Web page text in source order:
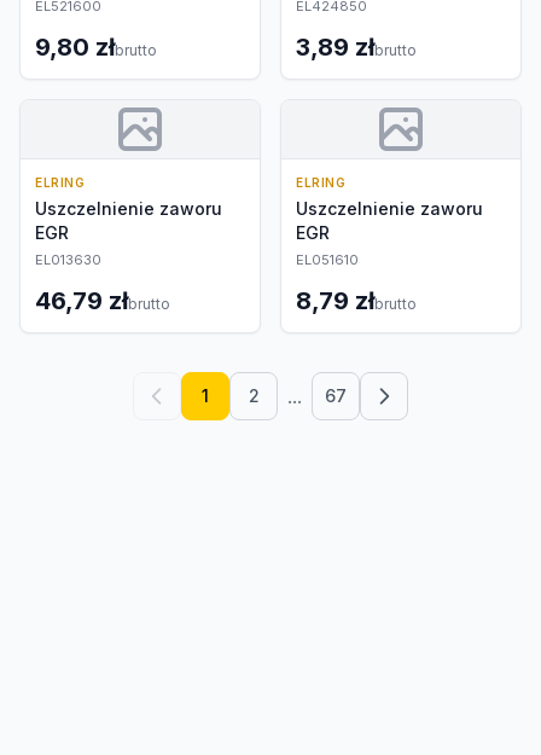
EL521600
9,80 złbrutto
EL424850
3,89 złbrutto
ELRING
Uszczelnienie zaworu
EGR
EL013630
46,79 złbrutto
ELRING
Uszczelnienie zaworu
EGR
EL051610
8,79 złbrutto
1 2 ... 67